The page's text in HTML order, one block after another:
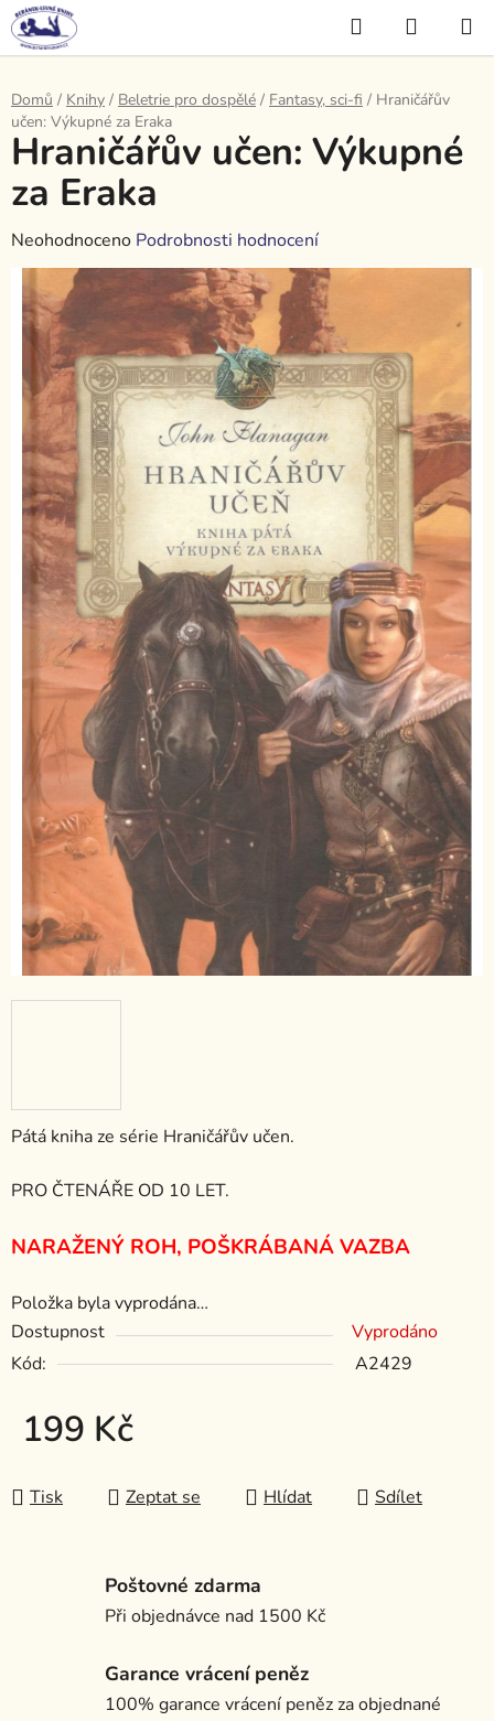
Přejít
na
obsah
Hledat
KOŠÍK
Domů / Knihy / Beletrie pro dospělé / Fantasy, sci-fi / Hraničářův
učen: Výkupné za Eraka
Pátá kniha ze série Hraničářův učen.
PRO ČTENÁŘE OD 10 LET.
NARAŽENÝ ROH, POŠKRÁBANÁ VAZBA
Položka byla vyprodána…
Dostupnost
Vyprodáno
Kód:
A2429
199 Kč
Tisk
Zeptat se Hlídat Sdílet
Hraničářův učen: Výkupné
za Eraka
Průměrné
hodnocení
produktu
je
hvězdiček.
Neohodnoceno Podrobnosti hodnocení
Poštovné zdarma
Při objednávce nad 1500 Kč
Garance vrácení peněz
100% garance vrácení peněz za objednané